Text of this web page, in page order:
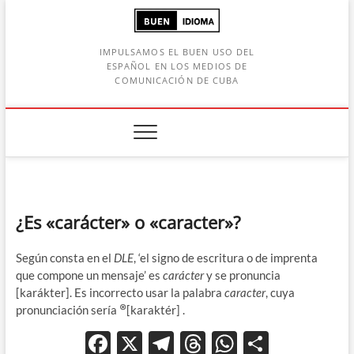
IMPULSAMOS EL BUEN USO DEL
ESPAÑOL EN LOS MEDIOS DE
COMUNICACIÓN DE CUBA
¿Es «carácter» o «caracter»?
Según consta en el DLE, ‘el signo de escritura o de imprenta
que compone un mensaje’ es caráctery se pronuncia
[karákter]. Es incorrecto usar la palabra caracter, cuya
pronunciación sería ⊗[karaktér] .
F X T T W